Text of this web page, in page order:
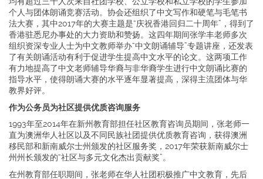
个人与团体朗诵竞赛活动。协会还组织了中文写作和硬笔与毛笔书
法大赛，其中2017年的大赛主题是“庆祝香港回归二十周年”，得到了
香港驻悉尼办事处的大力资助和赞扬。这四年期间张学丰老师多次
组织资深专业人士为中文教师举办“中文朗诵辅导”专题讲座，还发表
了有关朗诵活动有利于促进学生提高中文水平的论文。这两项工作
有力地提高了中文老师辅导华裔与非华裔学生进行中文朗诵比赛的
指导水平，使得朗诵大赛的水平逐年显著提高，深得主流团体与华
教界好评。
作为公务员为社区提供优质咨询服务
1993年至2014年在新州教育部担任社区教育咨询员期间，张老师一
直为澳洲华人社区以及不同民族社团提供优质教育咨询，获得澳洲
移民部和新南威尔士州颁发的社区服务奖，2017年荣获新南威尔士
州州长颁发的“社区与多元文化杰出贡献奖”。
在州教育部任职期间，张老师在华人社团积极推广中文教育，先后